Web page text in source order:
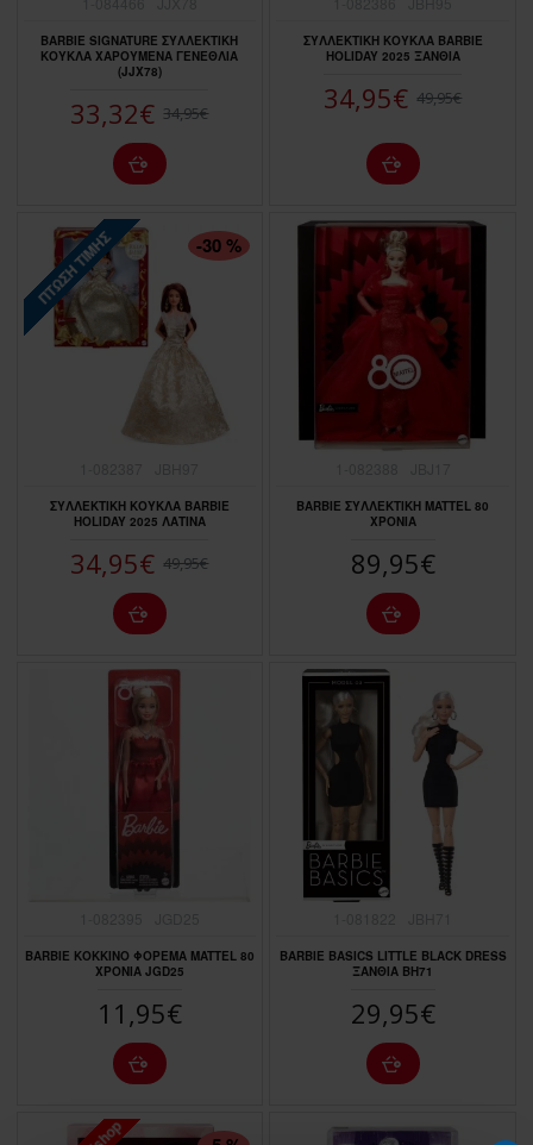
BARBIE SIGNATURE ΣΥΛΛΕΚΤΙΚΗ
ΚΟΥΚΛΑ ΧΑΡΟΥΜΕΝΑ ΓΕΝΕΘΛΙΑ
(JJX78)
33,32€ 34,95€
ΣΥΛΛΕΚΤΙΚΗ ΚΟΥΚΛΑ BARBIE
HOLIDAY 2025 ΞΑΝΘΙΑ
34,95€ 49,95€
ΠΤΏΣΗ ΤΙΜΉΣ -30 %
ΣΥΛΛΕΚΤΙΚΗ ΚΟΥΚΛΑ BARBIE
HOLIDAY 2025 ΛΑΤΙΝΑ
34,95€ 49,95€
BARBIE ΣΥΛΛΕΚΤΙΚΗ MATTEL 80
ΧΡΟΝΙΑ
89,95€
BARBIE ΚΟΚΚΙΝΟ ΦΟΡΕΜΑ MATTEL 80
ΧΡΟΝΙΑ JGD25
11,95€
BARBIE BASICS LITTLE BLACK DRESS
ΞΑΝΘΙΑ BH71
29,95€